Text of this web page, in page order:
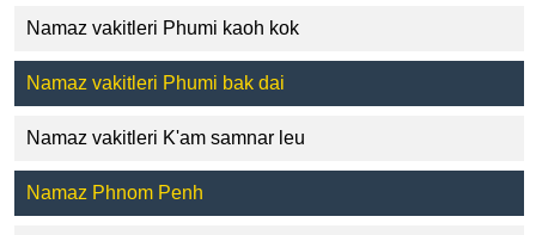
Namaz vakitleri Phumi kaoh kok
Namaz vakitleri Phumi bak dai
Namaz vakitleri K'am samnar leu
Namaz Phnom Penh